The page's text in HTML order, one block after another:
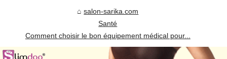
salon-sarika.com
Santé
Comment choisir le bon équipement médical pour...